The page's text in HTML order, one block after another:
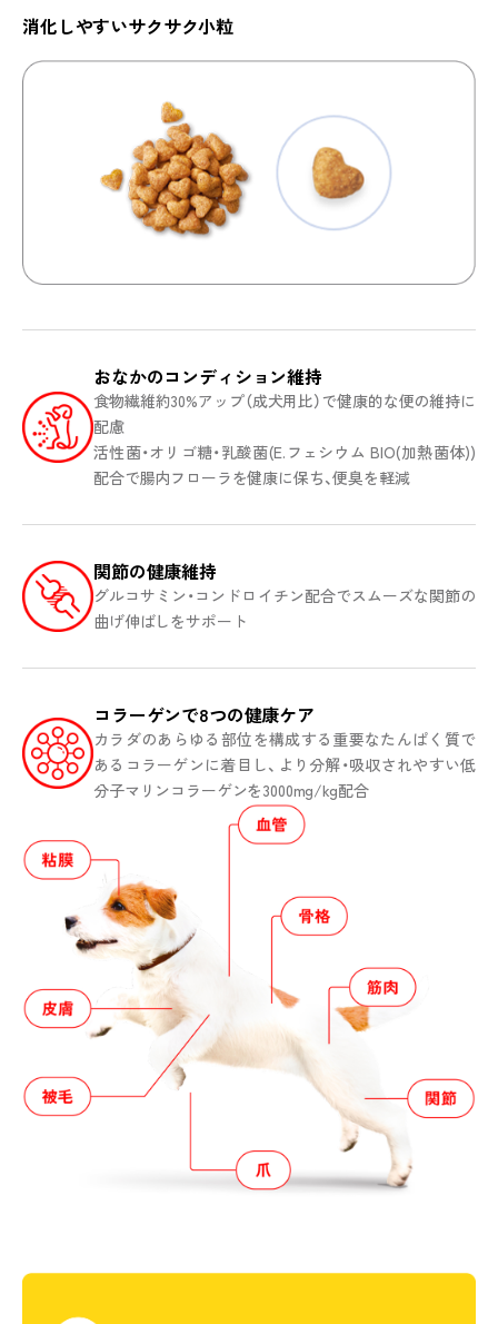
消化しやすいサクサク小粒
おなかのコンディション維持
食物繊維約30%アップ（成犬用比）で健康的な便の維持に
配慮
活性菌・オリゴ糖・乳酸菌(E.フェシウム BIO(加熱菌体))
配合で腸内フローラを健康に保ち、便臭を軽減
関節の健康維持
グルコサミン・コンドロイチン配合でスムーズな関節の
曲げ伸ばしをサポート
コラーゲンで8つの健康ケア
カラダのあらゆる部位を構成する重要なたんぱく質で
あるコラーゲンに着目し、より分解・吸収されやすい低
分子マリンコラーゲンを3000mg/kg配合